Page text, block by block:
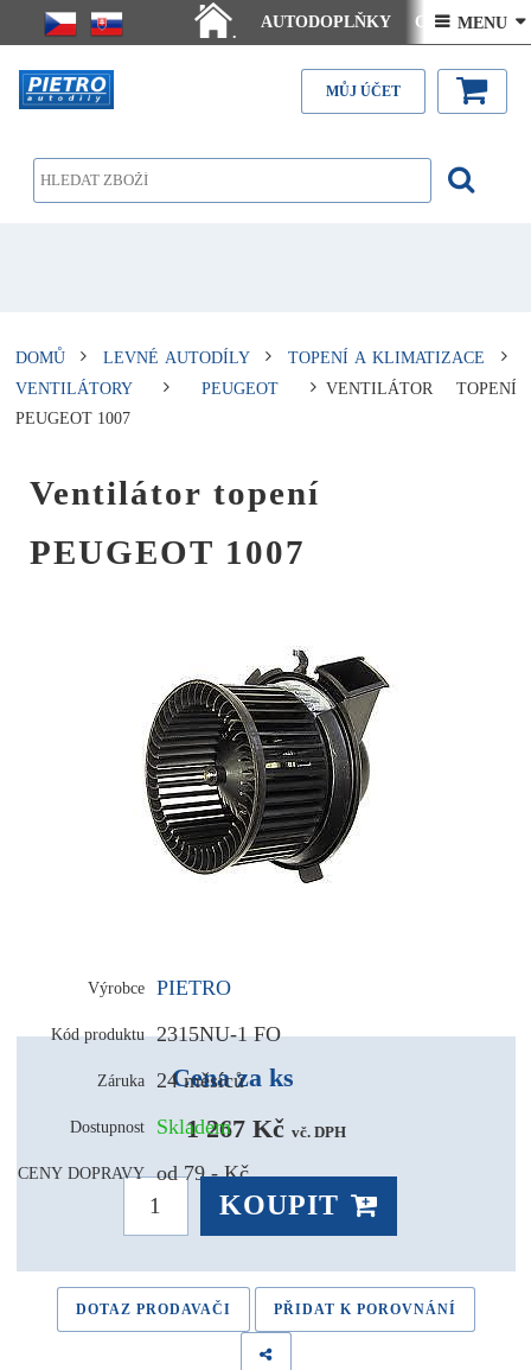
.
AUTODOPLŇKY Ceny doručení
Články - návody Kontakt
 MENU 
MŮJ ÚČET
DOMŮ LEVNÉ AUTODÍLY
TOPENÍ A KLIMATIZACE
VENTILÁTORY
PEUGEOT
VENTILÁTOR TOPENÍ
PEUGEOT 1007
Ventilátor topení
PEUGEOT 1007
Výrobce PIETRO
Kód produktu 2315NU-1 FO
Záruka 24 měsíců
Dostupnost Skladem
CENY DOPRAVY od 79,- Kč
Cena za ks
1 267 Kč vč. DPH
KOUPIT
DOTAZ PRODAVAČI PŘIDAT K POROVNÁNÍ